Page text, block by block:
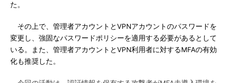
た。
その上で、管理者アカウントとVPNアカウントのパスワードを
変更し、強固なパスワードポリシーを適用する必要があるとして
いる。また、管理者アカウントとVPN利用者に対するMFAの有効
化も推奨した。